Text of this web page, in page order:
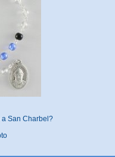
San Charbel?